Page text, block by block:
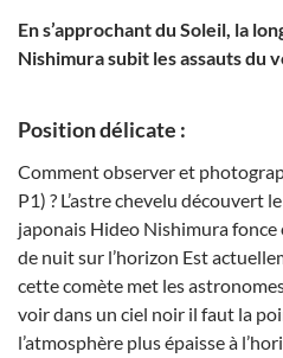
En s’approchant du Soleil, la
Nishimura subit les assauts du
Position délicate :
Comment observer et
P1) ? L’astre chevelu découvert
japonais Hideo Nishimura
de nuit sur l’horizon Est
cette comète met les
voir dans un ciel noir il faut la
l’atmosphère plus épaisse à